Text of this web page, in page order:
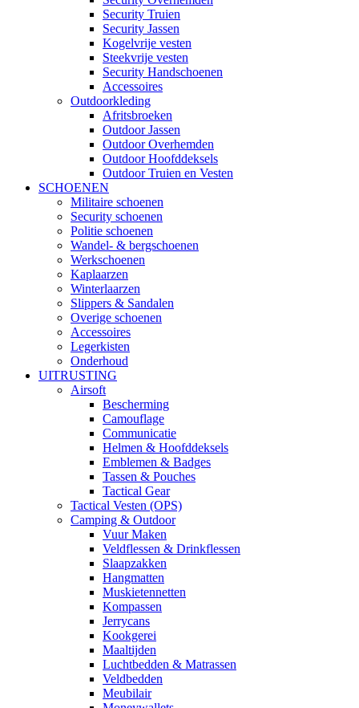
Security Truien
Security Jassen
Kogelvrije vesten
Steekvrije vesten
Security Handschoenen
Accessoires
Outdoorkleding
Afritsbroeken
Outdoor Jassen
Outdoor Overhemden
Outdoor Hoofddeksels
Outdoor Truien en Vesten
SCHOENEN
Militaire schoenen
Security schoenen
Politie schoenen
Wandel- & bergschoenen
Werkschoenen
Kaplaarzen
Winterlaarzen
Slippers & Sandalen
Overige schoenen
Accessoires
Legerkisten
Onderhoud
UITRUSTING
Airsoft
Bescherming
Camouflage
Communicatie
Helmen & Hoofddeksels
Emblemen & Badges
Tassen & Pouches
Tactical Gear
Tactical Vesten (OPS)
Camping & Outdoor
Vuur Maken
Veldflessen & Drinkflessen
Slaapzakken
Hangmatten
Muskietennetten
Kompassen
Jerrycans
Kookgerei
Maaltijden
Luchtbedden & Matrassen
Veldbedden
Meubilair